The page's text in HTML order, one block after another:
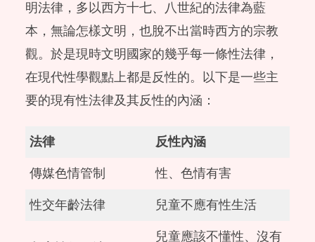
明法律，多以西方十七、八世紀的法律為藍
本，無論怎樣文明，也脫不出當時西方的宗教
觀。於是現時文明國家的幾乎每一條性法律，
在現代性學觀點上都是反性的。以下是一些主
要的現有性法律及其反性的內涵：
法律 反性內涵
傳媒色情管制 性、色情有害
性交年齡法律 兒童不應有性生活
兒童應該不懂性、沒有